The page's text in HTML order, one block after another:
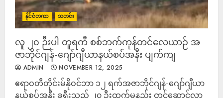
နိုင်ငံတကာ သတင်း
လူ ၂၀ ဉီးပါ တူရကီ စစ်ဘက်ကုန်တင်လေယာဉ် အ
ဇာဘိုင်ဂျန်-ဂျော်ဂျီယာနယ်စပ်အနီး ပျက်ကျ
ADMIN NOVEMBER 12, 2025
ဧရာဝတီတိုင်းမ်နိုဝင်ဘာ ၁၂ ရက်အဇာဘိုင်ဂျန်-ဂျော်ဂျီယာ
နယ်စပ်အနီး ခရီးသည် ၂၀ ဉီးထက်မနည်း တင်ဆောင်လာ